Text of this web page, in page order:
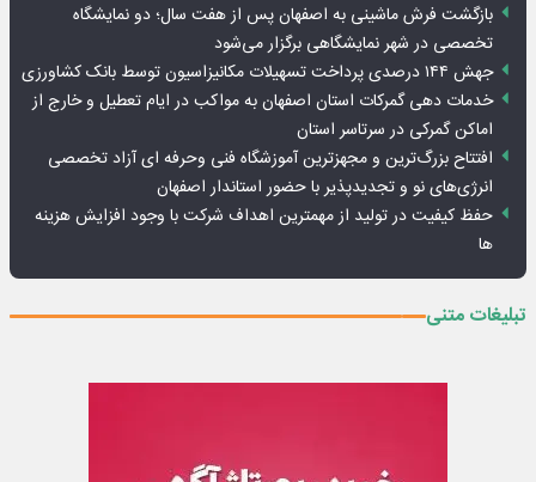
بازگشت فرش ماشینی به اصفهان پس از هفت سال؛ دو نمایشگاه
تخصصی در شهر نمایشگاهی برگزار می‌شود
جهش ۱۴۴ درصدی پرداخت تسهیلات مکانیزاسیون توسط بانک کشاورزی
خدمات دهی گمرکات استان اصفهان به مواکب در ایام تعطیل و خارج از
اماکن گمرکی در سرتاسر استان
افتتاح بزرگ‌ترین و مجهزترین آموزشگاه فنی وحرفه ای آزاد تخصصی
انرژی‌های نو و تجدیدپذیر با حضور استاندار اصفهان
حفظ کیفیت در تولید از مهمترین اهداف شرکت با وجود افزایش هزینه
ها
تبلیغات متنی